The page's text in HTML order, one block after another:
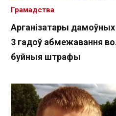
Арганізатары
3 гадоў абмежавання
буйныя штрафы
Грамадства